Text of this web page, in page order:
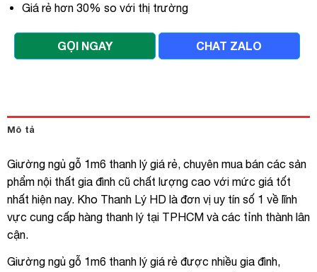
Giá rẻ hơn 30% so với thị trường
GỌI NGAY CHAT ZALO
Mô tả
Giường ngủ gỗ 1m6 thanh lý giá rẻ, chuyên mua bán các sản
phẩm nội thất gia đình cũ chất lượng cao với mức giá tốt
nhất hiện nay. Kho Thanh Lý HD là đơn vị uy tín số 1 về lĩnh
vực cung cấp hàng thanh lý tại TPHCM và các tỉnh thành lân
cận.
Giường ngủ gỗ 1m6 thanh lý giá rẻ được nhiều gia đình,